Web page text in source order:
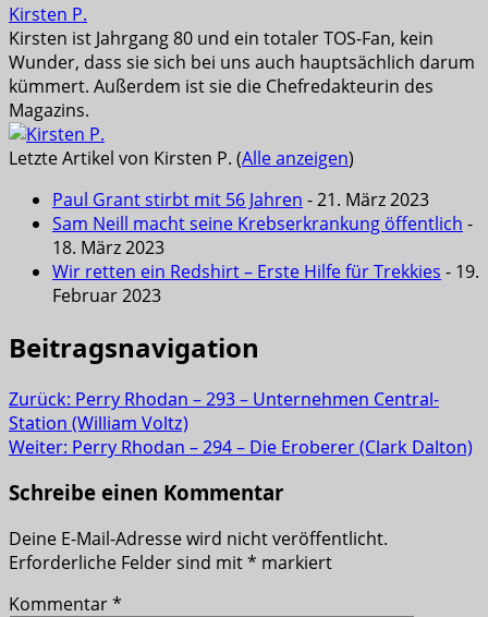
Kirsten P.
Kirsten ist Jahrgang 80 und ein totaler TOS-Fan, kein
Wunder, dass sie sich bei uns auch hauptsächlich darum
kümmert. Außerdem ist sie die Chefredakteurin des
Magazins.
Letzte Artikel von Kirsten P. (Alle anzeigen)
Paul Grant stirbt mit 56 Jahren - 21. März 2023
Sam Neill macht seine Krebserkrankung öffentlich -
18. März 2023
Wir retten ein Redshirt – Erste Hilfe für Trekkies - 19.
Februar 2023
Beitragsnavigation
Zurück: Perry Rhodan – 293 – Unternehmen Central-
Station (William Voltz)
Weiter: Perry Rhodan – 294 – Die Eroberer (Clark Dalton)
Schreibe einen Kommentar
Deine E-Mail-Adresse wird nicht veröffentlicht.
Erforderliche Felder sind mit* markiert
Kommentar*